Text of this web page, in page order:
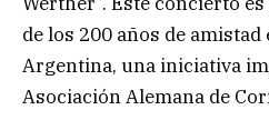
de los 200 años de
Argentina, una iniciativa
Asociación Alemana de